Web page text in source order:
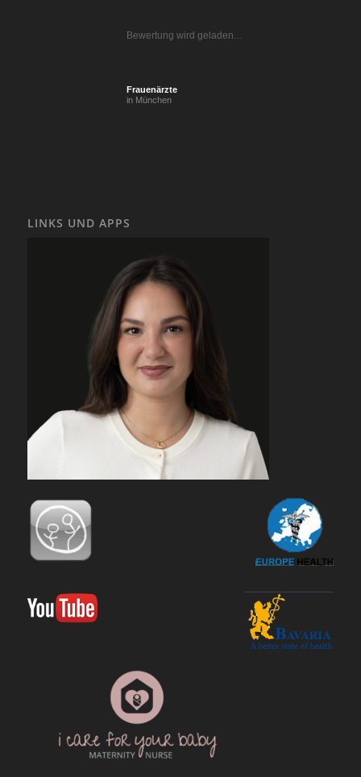
Bewertung wird geladen…
Frauenärzte
in München
LINKS UND APPS